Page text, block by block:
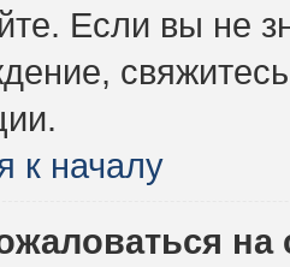
Если вы не
к началу